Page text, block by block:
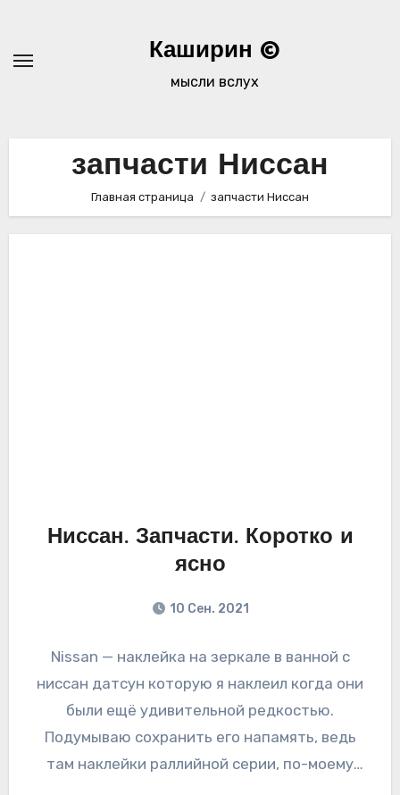
содержимому
Каширин ©
мысли вслух
запчасти Ниссан
Главная страница запчасти Ниссан
Ниссан. Запчасти. Коротко и
ясно
10 Сен. 2021
Nissan — наклейка на зеркале в ванной с
ниссан датсун которую я наклеил когда они
были ещё удивительной редкостью.
Подумываю сохранить его напамять, ведь
там наклейки раллийной серии, по-моему